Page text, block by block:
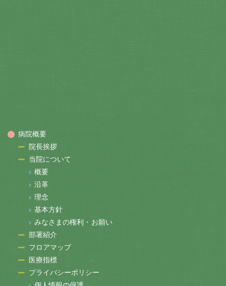
病院概要
院長挨拶
当院について
概要
沿革
理念
基本方針
みなさまの権利・お願い
部署紹介
フロアマップ
医療指標
プライバシーポリシー